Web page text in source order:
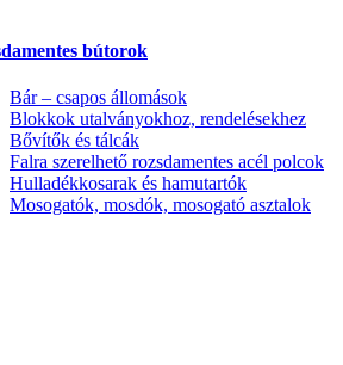
bútorok
Bár – csapos állomások
Blokkok utalványokhoz, rendelésekhez
Bővítők és tálcák
Falra szerelhető rozsdamentes acél polcok
Hulladékkosarak és hamutartók
Mosogatók, mosdók, mosogató asztalok